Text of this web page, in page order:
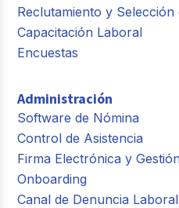
Reclutamiento y Selección
Capacitación Laboral
Encuestas
Administración
Software de Nómina
Control de Asistencia
Firma Electrónica y
Onboarding
Canal de Denuncia Laboral